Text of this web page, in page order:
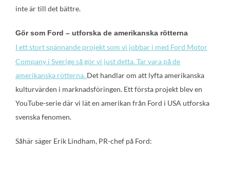
inte är till det bättre.
Gör som Ford – utforska de amerikanska rötterna
I ett stort spännande projekt som vi jobbar i med Ford Motor
Company i Sverige så gör vi just detta. Tar vara på de
amerikanska rötterna. Det handlar om att lyfta amerikanska
kulturvärden i marknadsföringen. Ett första projekt blev en
YouTube-serie där vi lät en amerikan från Ford i USA utforska
svenska fenomen.
Såhär säger Erik Lindham, PR-chef på Ford: